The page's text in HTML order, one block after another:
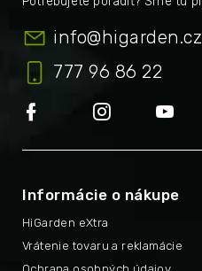
info@higarden.cz
777 96 86 22
Informácie o nákupe
HiGarden eXtra
Vrátenie tovaru a reklamácie